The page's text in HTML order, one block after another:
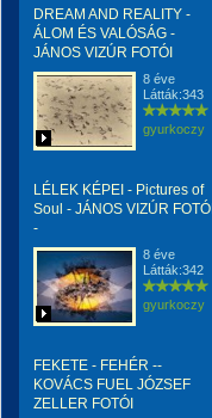
DREAM AND REALITY -
ÁLOM ÉS VALÓSÁG -
JÁNOS VIZÚR FOTÓI
8 éve
Látták:343
gyurkoczy
LÉLEK KÉPEI - Pictures of
Soul - JÁNOS VIZÚR FOTÓI
-
8 éve
Látták:342
gyurkoczy
FEKETE - FEHÉR --
KOVÁCS FUEL JÓZSEF
ZELLER FOTÓI